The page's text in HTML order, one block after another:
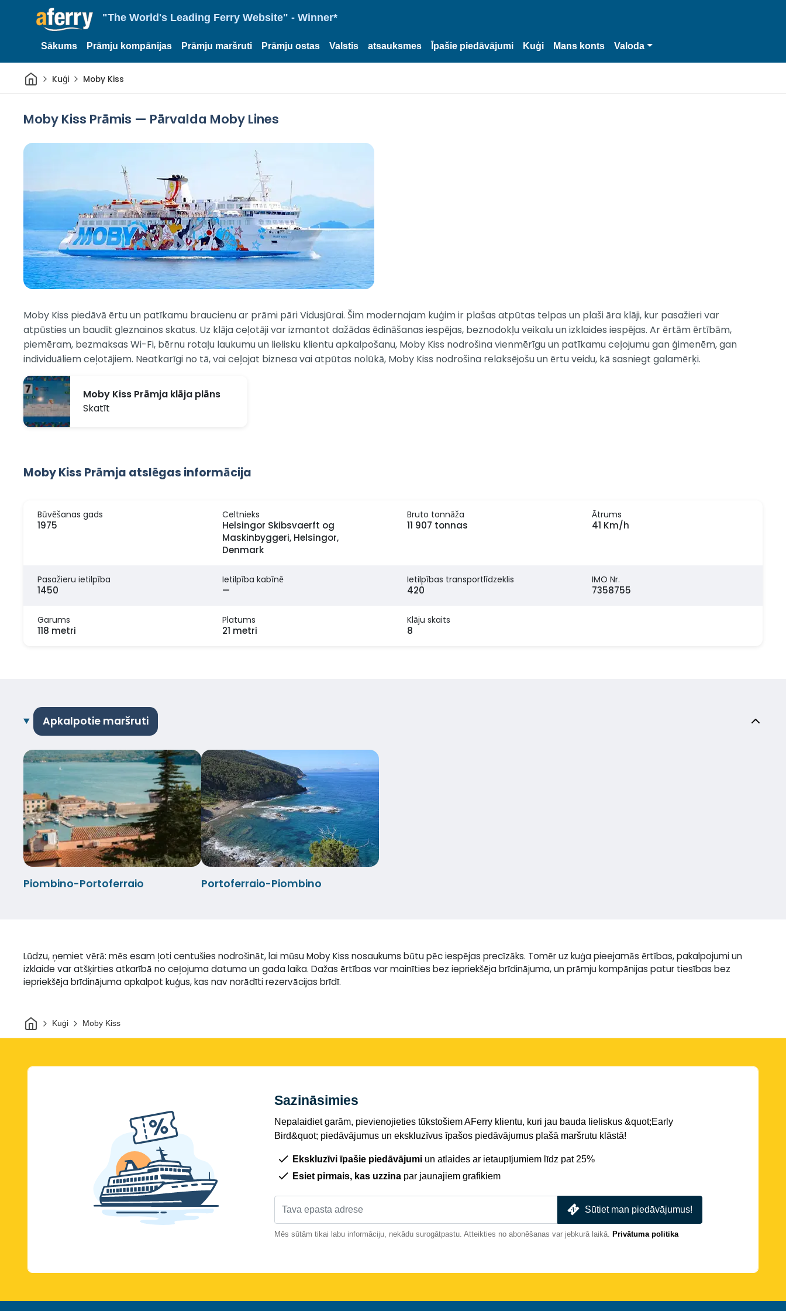
"The World's Leading Ferry Website" - Winner*
Sākums Prāmju kompānijas Prāmju maršruti Prāmju ostas Valstis atsauksmes Īpašie piedāvājumi Kuģi Mans konts Valoda
Sākums
Kuģi Moby Kiss
Moby Kiss Prāmis — Pārvalda Moby Lines
Moby Kiss piedāvā ērtu un patīkamu braucienu ar prāmi pāri Vidusjūrai. Šim modernajam kuģim ir plašas atpūtas telpas un plaši āra klāji, kur pasažieri var
atpūsties un baudīt gleznainos skatus. Uz klāja ceļotāji var izmantot dažādas ēdināšanas iespējas, beznodokļu veikalu un izklaides iespējas. Ar ērtām ērtībām,
piemēram, bezmaksas Wi-Fi, bērnu rotaļu laukumu un lielisku klientu apkalpošanu, Moby Kiss nodrošina vienmērīgu un patīkamu ceļojumu gan ģimenēm, gan
individuāliem ceļotājiem. Neatkarīgi no tā, vai ceļojat biznesa vai atpūtas nolūkā, Moby Kiss nodrošina relaksējošu un ērtu veidu, kā sasniegt galamērķi.
Moby Kiss Prāmja klāja plāns
Skatīt
Moby Kiss Prāmja atslēgas informācija
Būvēšanas gads
1975
Celtnieks
Helsingor Skibsvaerft og
Maskinbyggeri, Helsingor,
Denmark
Bruto tonnāža
11 907 tonnas
Ātrums
41 Km/h
Pasažieru ietilpība
1450
Ietilpība kabīnē
—
Ietilpības transportlīdzeklis
420
IMO Nr.
7358755
Garums
118 metri
Platums
21 metri
Klāju skaits
8
Apkalpotie maršruti
Piombino-Portoferraio Portoferraio-Piombino
Lūdzu, ņemiet vērā: mēs esam ļoti centušies nodrošināt, lai mūsu Moby Kiss nosaukums būtu pēc iespējas precīzāks. Tomēr uz kuģa pieejamās ērtības, pakalpojumi un
izklaide var atšķirties atkarībā no ceļojuma datuma un gada laika. Dažas ērtības var mainīties bez iepriekšēja brīdinājuma, un prāmju kompānijas patur tiesības bez
iepriekšēja brīdinājuma apkalpot kuģus, kas nav norādīti rezervācijas brīdī.
Sākums
Kuģi Moby Kiss
Sazināsimies
Nepalaidiet garām, pievienojieties tūkstošiem AFerry klientu, kuri jau bauda lieliskus &quot;Early
Bird&quot; piedāvājumus un ekskluzīvus īpašos piedāvājumus plašā maršrutu klāstā!
Ekskluzīvi īpašie piedāvājumi un atlaides ar ietaupījumiem līdz pat 25%
Esiet pirmais, kas uzzina par jaunajiem grafikiem
Sūtiet man piedāvājumus!
Mēs sūtām tikai labu informāciju, nekādu surogātpastu. Atteikties no abonēšanas var jebkurā laikā. Privātuma politika